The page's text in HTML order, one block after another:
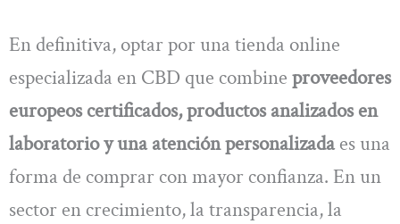
En definitiva, optar por una tienda online
especializada en CBD que combine proveedores
europeos certificados, productos analizados en
laboratorio y una atención personalizadaes una
forma de comprar con mayor confianza. En un
sector en crecimiento, la transparencia, la